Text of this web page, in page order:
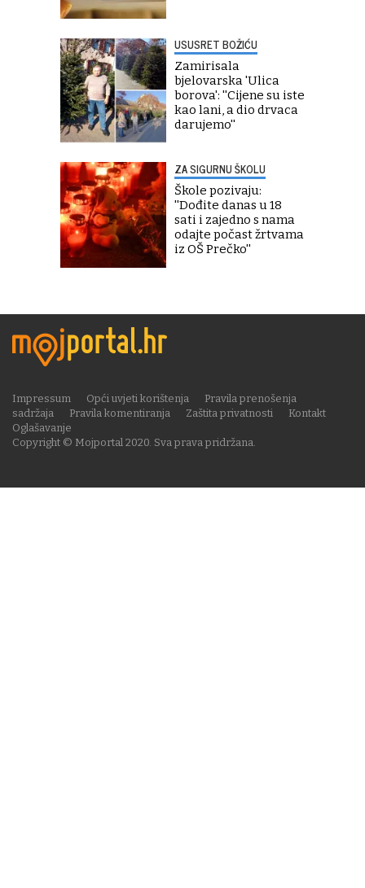
USUSRET BOŽIĆU
Zamirisala
bjelovarska 'Ulica
borova': ''Cijene su iste
kao lani, a dio drvaca
darujemo''
ZA SIGURNU ŠKOLU
Škole pozivaju:
''Dođite danas u 18
sati i zajedno s nama
odajte počast žrtvama
iz OŠ Prečko''
Copyright © Mojportal 2020. Sva prava pridržana.
Impressum Opći uvjeti korištenja
Pravila prenošenja
sadržaja
Pravila komentiranja Zaštita privatnosti
Kontakt
Oglašavanje